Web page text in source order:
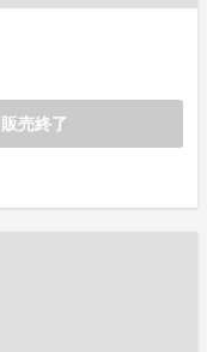
販売終了